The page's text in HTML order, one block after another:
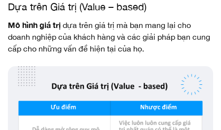
Dựa trên Giá trị (Value – based)
Mô hình giá trị dựa trên giá trị mà bạn mang lại cho
doanh nghiệp của khách hàng và các giải pháp bạn cung
cấp cho những vấn đề hiện tại của họ.